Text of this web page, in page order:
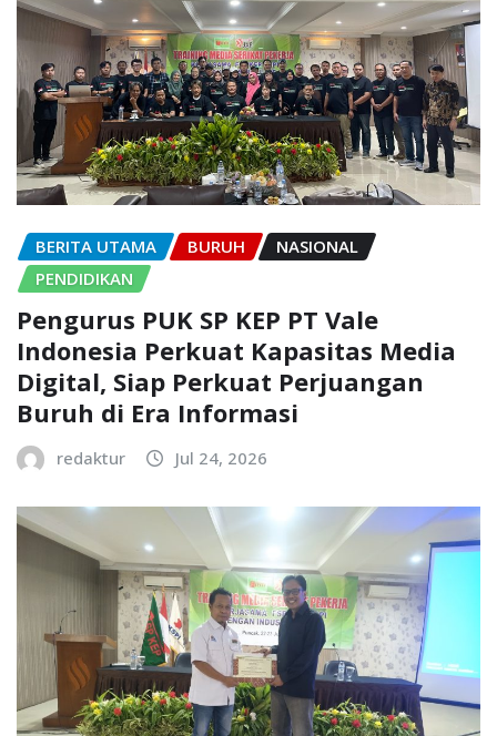
BERITA UTAMA BURUH
NASIONAL
PENDIDIKAN
Pengurus PUK SP KEP PT Vale
Indonesia Perkuat Kapasitas Media
Digital, Siap Perkuat Perjuangan
Buruh di Era Informasi
redaktur Jul 24, 2026